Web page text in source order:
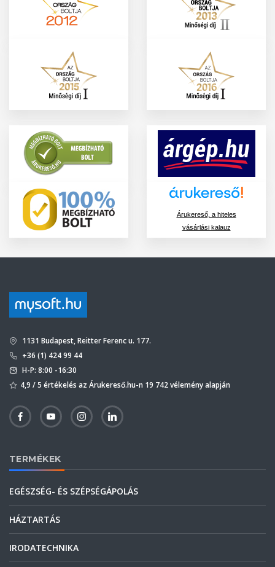
Árukereső, a hiteles
vásárlási kalauz
1131 Budapest, Reitter Ferenc u. 177.
+36 (1) 424 99 44
H-P: 8:00 -16:30
4,9 / 5 értékelés az Árukereső.hu-n 19 742 vélemény alapján
TERMÉKEK
EGÉSZSÉG- ÉS SZÉPSÉGÁPOLÁS
HÁZTARTÁS
IRODATECHNIKA